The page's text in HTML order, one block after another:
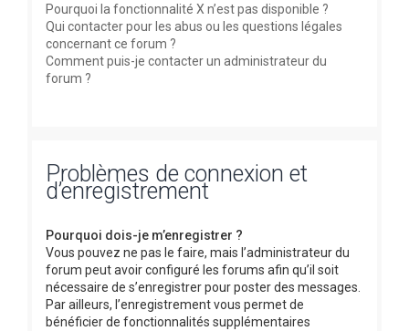
Pourquoi la fonctionnalité X n’est pas disponible ?
Qui contacter pour les abus ou les questions légales
concernant ce forum ?
Comment puis-je contacter un administrateur du
forum ?
Problèmes de connexion et
d’enregistrement
Pourquoi dois-je m’enregistrer ?
Vous pouvez ne pas le faire, mais l’administrateur du
forum peut avoir configuré les forums afin qu’il soit
nécessaire de s’enregistrer pour poster des messages.
Par ailleurs, l’enregistrement vous permet de
bénéficier de fonctionnalités supplémentaires